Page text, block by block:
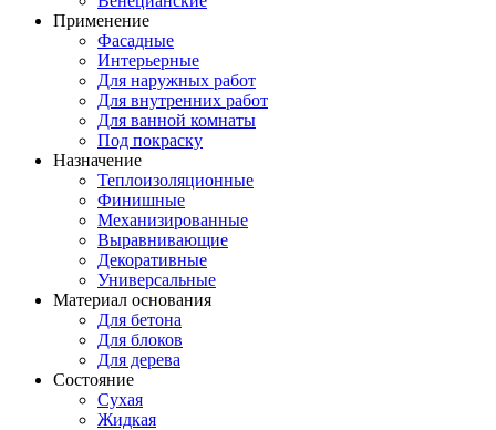
Применение
Фасадные
Интерьерные
Для наружных работ
Для внутренних работ
Для ванной комнаты
Под покраску
Назначение
Теплоизоляционные
Финишные
Механизированные
Выравнивающие
Декоративные
Универсальные
Материал основания
Для бетона
Для блоков
Для дерева
Состояние
Сухая
Жидкая